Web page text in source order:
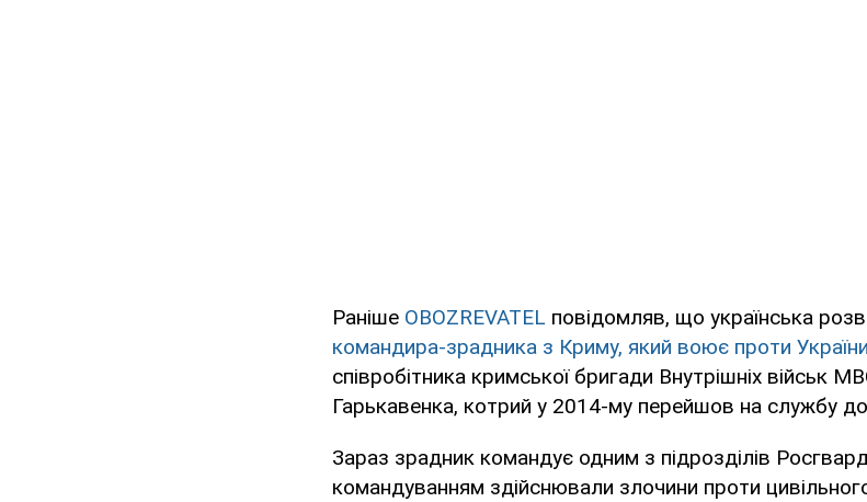
Раніше OBOZREVATEL повідомляв, що українська
командира-зрадника з Криму, який воює проти України
співробітника кримської бригади Внутрішніх військ
Гарькавенка, котрий у 2014-му перейшов на службу
Зараз зрадник командує одним з підрозділів
командуванням здійснювали злочини проти